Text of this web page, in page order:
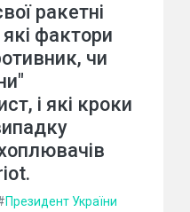
ракетні
фактори
чи
і які кроки
Президент України